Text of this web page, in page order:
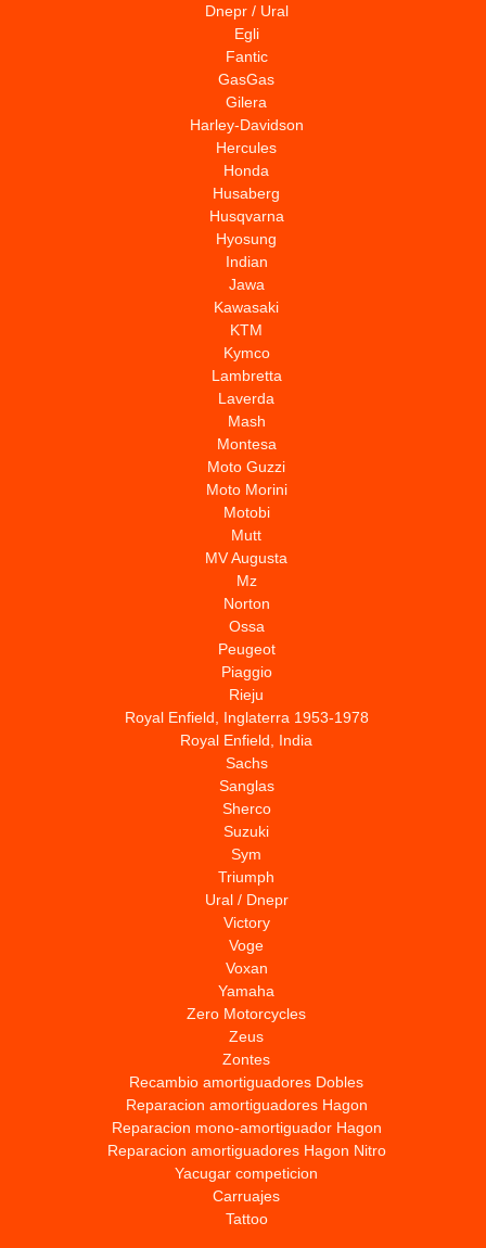
Dnepr / Ural
Egli
Fantic
GasGas
Gilera
Harley-Davidson
Hercules
Honda
Husaberg
Husqvarna
Hyosung
Indian
Jawa
Kawasaki
KTM
Kymco
Lambretta
Laverda
Mash
Montesa
Moto Guzzi
Moto Morini
Motobi
Mutt
MV Augusta
Mz
Norton
Ossa
Peugeot
Piaggio
Rieju
Royal Enfield, Inglaterra 1953-1978
Royal Enfield, India
Sachs
Sanglas
Sherco
Suzuki
Sym
Triumph
Ural / Dnepr
Victory
Voge
Voxan
Yamaha
Zero Motorcycles
Zeus
Zontes
Recambio amortiguadores Dobles
Reparacion amortiguadores Hagon
Reparacion mono-amortiguador Hagon
Reparacion amortiguadores Hagon Nitro
Yacugar competicion
Carruajes
Tattoo